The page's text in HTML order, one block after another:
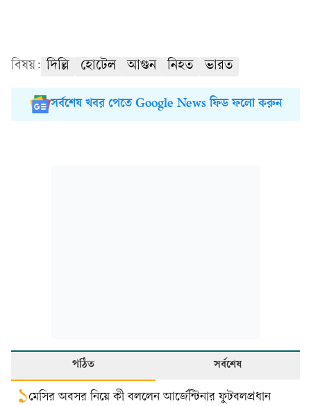
বিষয়: দিল্লি হোটেল আগুন নিহত ভারত
সর্বশেষ খবর পেতে Google News ফিড ফলো করুন
পঠিত সর্বশেষ
১মেসির অবসর নিয়ে কী বললেন আর্জেন্টিনার ফুটবলপ্রধান